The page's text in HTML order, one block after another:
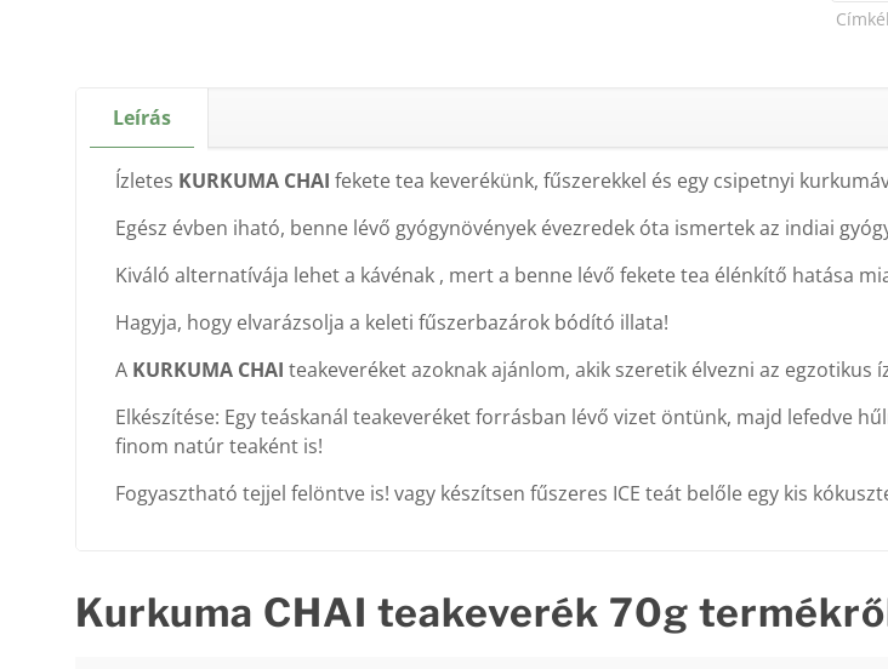
Leírás
Ízletes KURKUMA CHAI fekete tea keverékünk, fűszerekkel és egy csipetnyi
Egész évben iható, benne lévő gyógynövények évezredek óta ismertek az indiai
Kiváló alternatívája lehet a kávénak , mert a benne lévő fekete tea élénkítő hatása
Hagyja, hogy elvarázsolja a keleti fűszerbazárok bódító illata!
A KURKUMA CHAI teakeveréket azoknak ajánlom, akik szeretik élvezni az egzotikus
Elkészítése: Egy teáskanál teakeveréket forrásban lévő vizet öntünk, majd lefedve
finom natúr teaként is!
Fogyasztható tejjel felöntve is! vagy készítsen fűszeres ICE teát belőle egy kis
Kurkuma CHAI teakeverék 70g